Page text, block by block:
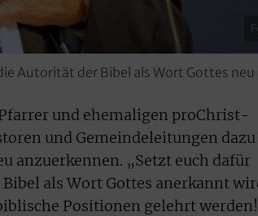
Autorität der Bibel als Wort Gottes
und ehemaligen proChrist-
und Gemeindeleitungen dazu
anzuerkennen. „Setzt euch dafür
als Wort Gottes anerkannt
Positionen gelehrt werden!